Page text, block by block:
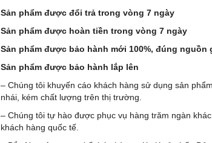
Sản phẩm được đổi trả trong vòng 7 ngày
Sản phẩm được hoàn tiền trong vòng 7 ngày
Sản phẩm được bảo hành mới 100%, đúng nguồn
Sản phẩm được bảo hành lắp lên
– Chúng tôi khuyến cáo khách hàng sử dụng sản
nhái, kém chất lượng trên thị trường.
– Chúng tôi tự hào được phục vụ hàng trăm ngàn
khách hàng quốc tế.